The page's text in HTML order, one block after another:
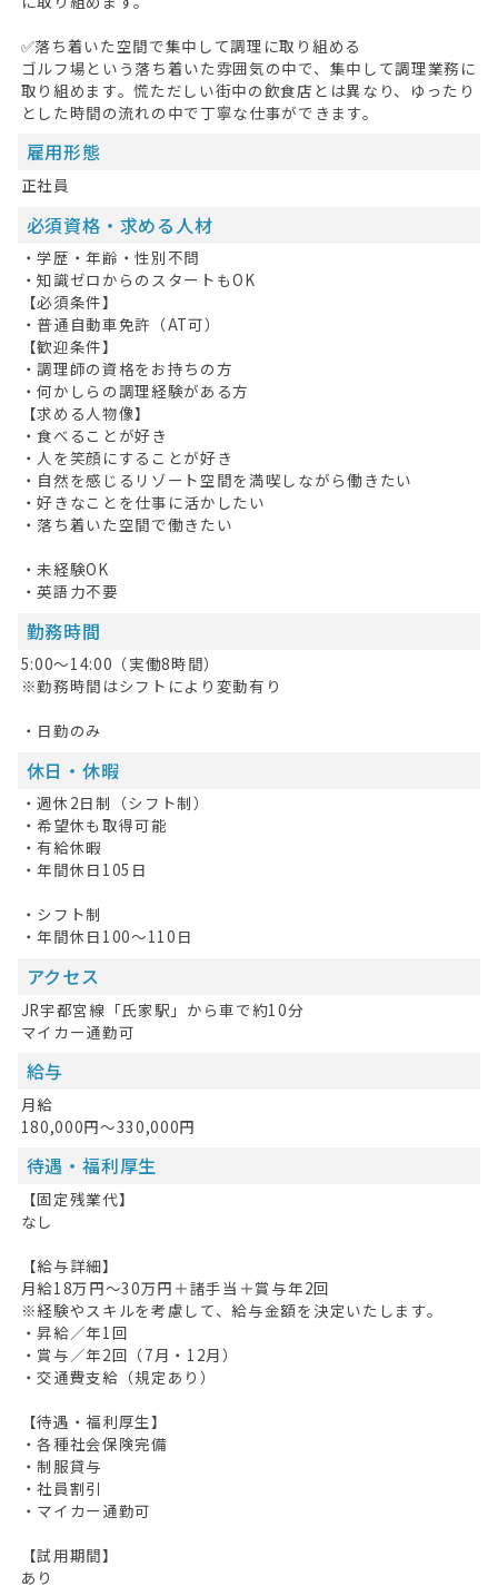
無料会員登録
ログイン
キープした求人
最近見た求人
お問い合わせ
掲載希望の方へ
✅落ち着いた空間で集中して調理に取り組める
ゴルフ場という落ち着いた雰囲気の中で、集中して調理業務に
取り組めます。慌ただしい街中の飲食店とは異なり、ゆったり
とした時間の流れの中で丁寧な仕事ができます。
雇用形態
正社員
必須資格・求める人材
・学歴・年齢・性別不問
・知識ゼロからのスタートもOK
【必須条件】
・普通自動車免許（AT可）
【歓迎条件】
・調理師の資格をお持ちの方
・何かしらの調理経験がある方
【求める人物像】
・食べることが好き
・人を笑顔にすることが好き
・自然を感じるリゾート空間を満喫しながら働きたい
・好きなことを仕事に活かしたい
・落ち着いた空間で働きたい
・未経験OK
・英語力不要
勤務時間
5:00～14:00（実働8時間）
※勤務時間はシフトにより変動有り
・日勤のみ
休日・休暇
・週休2日制（シフト制）
・希望休も取得可能
・有給休暇
・年間休日105日
・シフト制
・年間休日100～110日
アクセス
JR宇都宮線「氏家駅」から車で約10分
マイカー通勤可
給与
月給
180,000円～330,000円
待遇・福利厚生
【固定残業代】
なし
【給与詳細】
月給18万円～30万円＋諸手当＋賞与年2回
※経験やスキルを考慮して、給与金額を決定いたします。
・昇給／年1回
・賞与／年2回（7月・12月）
・交通費支給（規定あり）
【待遇・福利厚生】
・各種社会保険完備
・制服貸与
・社員割引
・マイカー通勤可
【試用期間】
あり